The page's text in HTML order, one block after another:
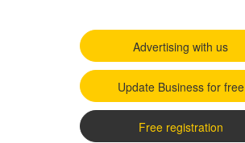
Advertising with us
Update Business for free
Free registration